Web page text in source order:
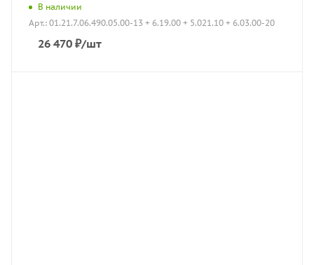
В наличии
Арт.: 01.21.7.06.490.05.00-13 + 6.19.00 + 5.021.10 + 6.03.00-20
26 470 ₽/шт